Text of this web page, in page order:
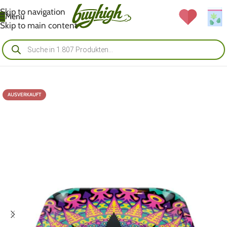
Skip to navigation
Skip to main content
Menü
AUSVERKAUFT